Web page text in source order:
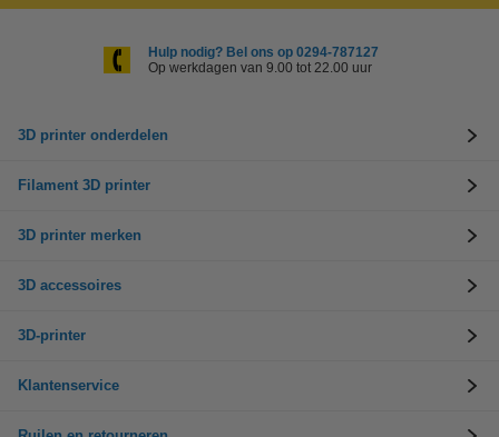
Hulp nodig? Bel ons op 0294-787127
Op werkdagen van 9.00 tot 22.00 uur
3D printer onderdelen
Filament 3D printer
3D printer merken
3D accessoires
3D-printer
Klantenservice